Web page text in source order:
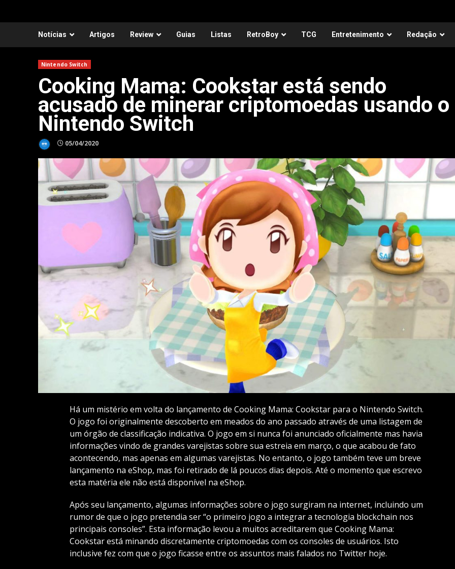
Notícias Artigos Review Guias Listas RetroBoy TCG Entretenimento Redação
Nintendo Switch
Cooking Mama: Cookstar está sendo
acusado de minerar criptomoedas usando o
Nintendo Switch
05/04/2020
Há um mistério em volta do lançamento de Cooking Mama: Cookstar para o Nintendo Switch.
O jogo foi originalmente descoberto em meados do ano passado através de uma listagem de
um órgão de classificação indicativa. O jogo em si nunca foi anunciado oficialmente mas havia
informações vindo de grandes varejistas sobre sua estreia em março, o que acabou de fato
acontecendo, mas apenas em algumas varejistas. No entanto, o jogo também teve um breve
lançamento na eShop, mas foi retirado de lá poucos dias depois. Até o momento que escrevo
esta matéria ele não está disponível na eShop.
Após seu lançamento, algumas informações sobre o jogo surgiram na internet, incluindo um
rumor de que o jogo pretendia ser “o primeiro jogo a integrar a tecnologia blockchain nos
principais consoles”. Esta informação levou a muitos acreditarem que Cooking Mama:
Cookstar está minando discretamente criptomoedas com os consoles de usuários. Isto
inclusive fez com que o jogo ficasse entre os assuntos mais falados no Twitter hoje.